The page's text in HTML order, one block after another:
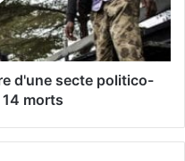
d'une secte politico-
morts